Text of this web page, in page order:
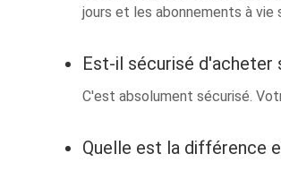
jours et les abonnements à vie
Est-il sécurisé d'acheter
C'est absolument sécurisé.
Quelle est la différence